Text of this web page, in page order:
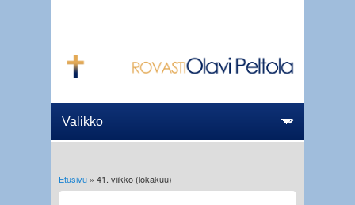
Olet täällä
Etusivu» 41. viikko (lokakuu)